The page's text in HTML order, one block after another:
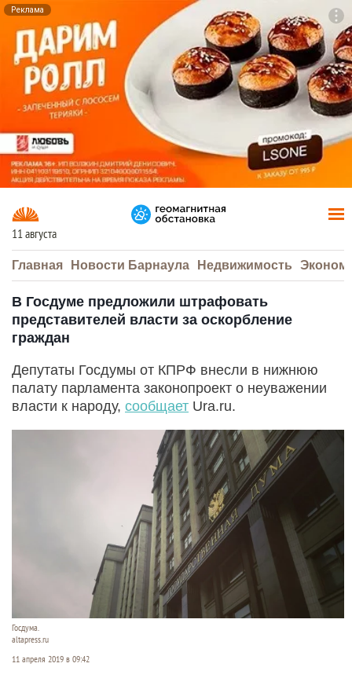
Реклама
11 августа
Главная Новости Барнаула Недвижимость
В Госдуме предложили штрафовать
представителей власти за оскорбление
граждан
Депутаты Госдумы от КПРФ внесли в нижнюю
палату парламента законопроект о неуважении
власти к народу, сообщает Ura.ru.
Госдума.
altapress.ru
11 апреля 2019 в 09:42